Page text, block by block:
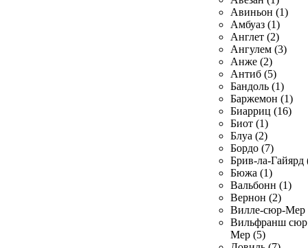
Авиньон (1)
Амбуаз (1)
Англет (2)
Ангулем (3)
Анже (2)
Антиб (5)
Бандоль (1)
Баржемон (1)
Биарриц (16)
Биот (1)
Блуа (2)
Бордо (7)
Брив-ла-Гайярд
Бюжа (1)
Вальбонн (1)
Вернон (2)
Вилле-сюр-Мер
Вильфранш сюр
Мер (5)